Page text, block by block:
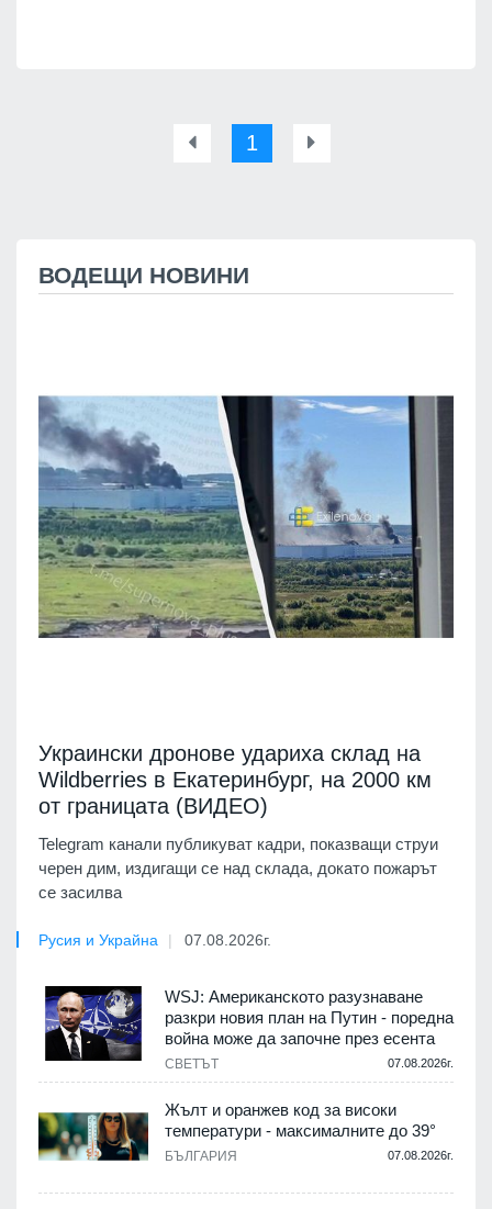
1
ВОДЕЩИ НОВИНИ
Украински дронове удариха склад на
Wildberries в Екатеринбург, на 2000 км
от границата (ВИДЕО)
Telegram канали публикуват кадри, показващи струи
черен дим, издигащи се над склада, докато пожарът
се засилва
Русия и Украйна 07.08.2026г.
WSJ: Американското разузнаване
разкри новия план на Путин - поредна
война може да започне през есента
СВЕТЪТ 07.08.2026г.
Жълт и оранжев код за високи
температури - максималните до 39°
БЪЛГАРИЯ 07.08.2026г.